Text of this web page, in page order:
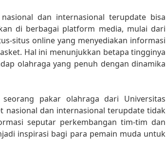
dan internasional terupdate bisa
di berbagai platform media, mulai dari
situs online yang menyediakan informasi
Hal ini menunjukkan betapa tingginya
olahraga yang penuh dengan dinamika
pakar olahraga dari Universitas
nasional dan internasional terupdate tidak
seputar perkembangan tim-tim dan
inspirasi bagi para pemain muda untuk